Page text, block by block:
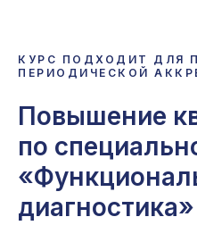
КУРС ПОДХОДИТ ДЛЯ
ПЕРИОДИЧЕСКОЙ
Повышение
по
диагностика»